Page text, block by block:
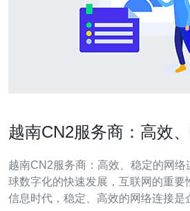
越南CN2服务商：高效
越南CN2服务商：高效、稳定的网络连接
球数字化的快速发展，互联网的重要
信息时代，稳定、高效的网络连接是